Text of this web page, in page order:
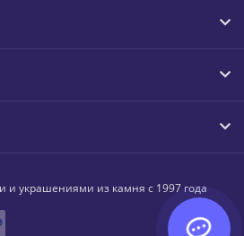
и украшениями из камня с 1997 года